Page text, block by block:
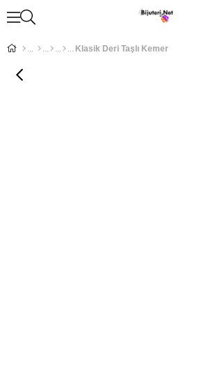
Klasik Deri Taşlı Kemer